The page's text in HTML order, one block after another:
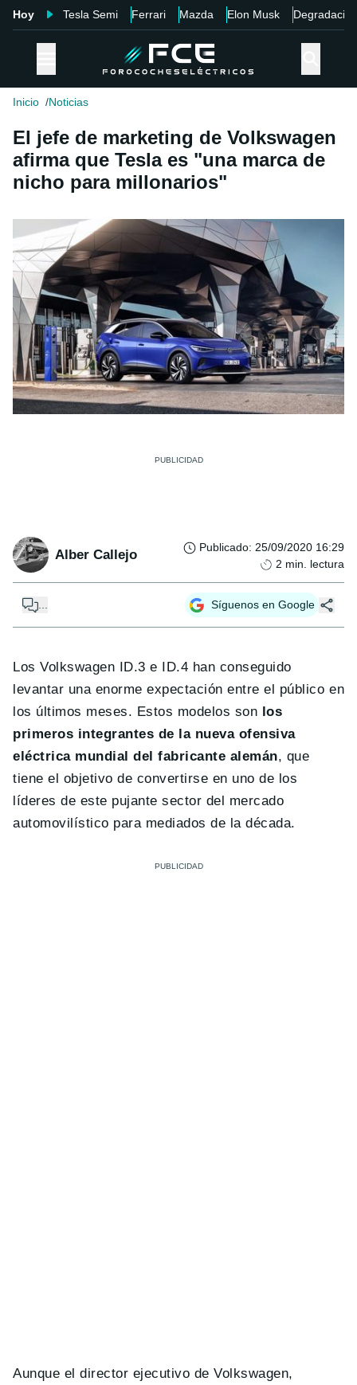
Hoy Tesla Semi Ferrari Mazda Elon Musk Degradación
Inicio Noticias
El jefe de marketing de Volkswagen
afirma que Tesla es "una marca de
nicho para millonarios"
Alber Callejo Publicado: 25/09/2020 16:29
2 min. lectura
... Síguenos en Google
Los Volkswagen ID.3 e ID.4 han conseguido
levantar una enorme expectación entre el público en
los últimos meses. Estos modelos son los
primeros integrantes de la nueva ofensiva
eléctrica mundial del fabricante alemán, que
tiene el objetivo de convertirse en uno de los
líderes de este pujante sector del mercado
automovilístico para mediados de la década.
Aunque el director ejecutivo de Volkswagen,